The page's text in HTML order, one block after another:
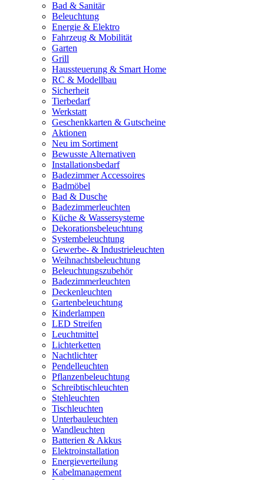
Bad & Sanitär
Beleuchtung
Energie & Elektro
Fahrzeug & Mobilität
Garten
Grill
Haussteuerung & Smart Home
RC & Modellbau
Sicherheit
Tierbedarf
Werkstatt
Geschenkkarten & Gutscheine
Aktionen
Neu im Sortiment
Bewusste Alternativen
Installationsbedarf
Badezimmer Accessoires
Badmöbel
Bad & Dusche
Badezimmerleuchten
Küche & Wassersysteme
Dekorationsbeleuchtung
Systembeleuchtung
Gewerbe- & Industrieleuchten
Weihnachtsbeleuchtung
Beleuchtungszubehör
Badezimmerleuchten
Deckenleuchten
Gartenbeleuchtung
Kinderlampen
LED Streifen
Leuchtmittel
Lichterketten
Nachtlichter
Pendelleuchten
Pflanzenbeleuchtung
Schreibtischleuchten
Stehleuchten
Tischleuchten
Unterbauleuchten
Wandleuchten
Batterien & Akkus
Elektroinstallation
Energieverteilung
Kabelmanagement